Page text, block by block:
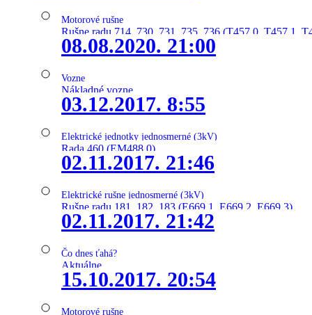
Motorové rušne
Rušne radu 714, 730, 731, 735, 736 (T457.0, T457.1,
08.08.2020. 21:00
Vozne
Nákladné vozne
03.12.2017. 8:55
Elektrické jednotky jednosmerné (3kV)
Rada 460 (EM488.0)
02.11.2017. 21:46
Elektrické rušne jednosmerné (3kV)
Rušne radu 181, 182, 183 (E669.1, E669.2, E669.3)
02.11.2017. 21:42
Čo dnes ťahá?
Aktuálne
15.10.2017. 20:54
Motorové rušne